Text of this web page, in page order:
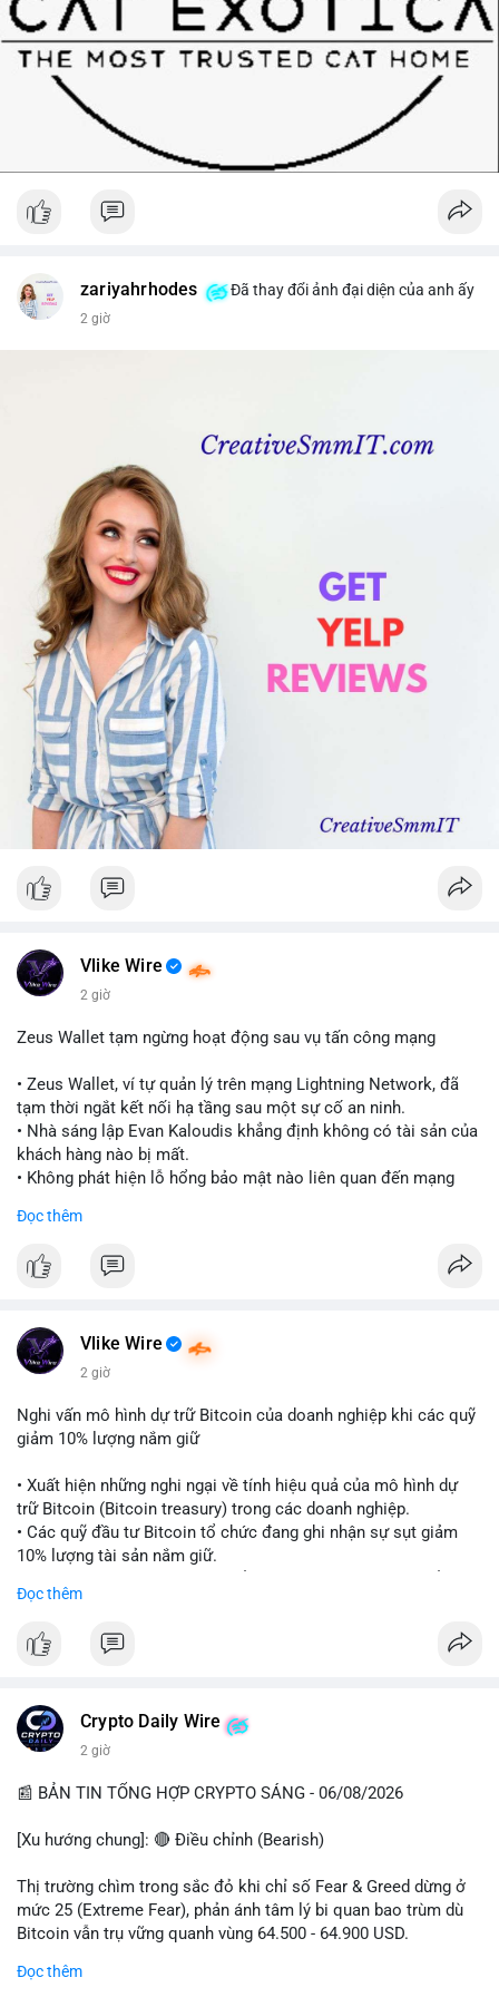
zariyahrhodes Đã thay đổi ảnh đại diện của anh ấy
2 giờ
Vlike Wire
2 giờ
Zeus Wallet tạm ngừng hoạt động sau vụ tấn công mạng
• Zeus Wallet, ví tự quản lý trên mạng Lightning Network, đã
tạm thời ngắt kết nối hạ tầng sau một sự cố an ninh.
• Nhà sáng lập Evan Kaloudis khẳng định không có tài sản của
khách hàng nào bị mất.
• Không phát hiện lỗ hổng bảo mật nào liên quan đến mạng
#binancesquare
#vlikevn #titanbot
📰 Nguồn: Cointelegraph
Đọc thêm
Vlike Wire
2 giờ
Nghi vấn mô hình dự trữ Bitcoin của doanh nghiệp khi các quỹ
giảm 10% lượng nắm giữ
• Xuất hiện những nghi ngại về tính hiệu quả của mô hình dự
trữ Bitcoin (Bitcoin treasury) trong các doanh nghiệp.
• Các quỹ đầu tư Bitcoin tổ chức đang ghi nhận sự sụt giảm
10% lượng tài sản nắm giữ.
của các tổ chức lớn đối với BTC.
#bitcoin #btc #cryptonews #marketanalysis
#vlikevn #titanbot
📰 Nguồn: Cointelegraph
Đọc thêm
Crypto Daily Wire
2 giờ
📰 BẢN TIN TỔNG HỢP CRYPTO SÁNG - 06/08/2026
[Xu hướng chung]: 🔴 Điều chỉnh (Bearish)
Thị trường chìm trong sắc đỏ khi chỉ số Fear & Greed dừng ở
mức 25 (Extreme Fear), phản ánh tâm lý bi quan bao trùm dù
Bitcoin vẫn trụ vững quanh vùng 64.500 - 64.900 USD.
- Thị trường & Giá cả: BTC áp sát mốc 65.000 USD nhờ kỳ vọng
Đọc thêm